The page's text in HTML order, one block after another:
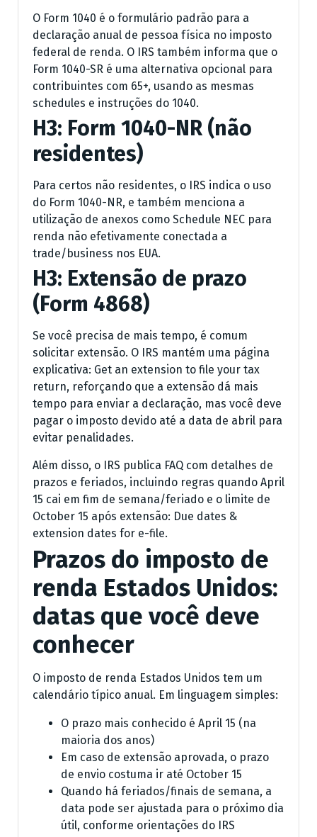
O Form 1040 é o formulário padrão para a
declaração anual de pessoa física no imposto
federal de renda. O IRS também informa que o
Form 1040-SR é uma alternativa opcional para
contribuintes com 65+, usando as mesmas
schedules e instruções do 1040.
H3: Form 1040-NR (não
residentes)
Para certos não residentes, o IRS indica o uso
do Form 1040-NR, e também menciona a
utilização de anexos como Schedule NEC para
renda não efetivamente conectada a
trade/business nos EUA.
H3: Extensão de prazo
(Form 4868)
Se você precisa de mais tempo, é comum
solicitar extensão. O IRS mantém uma página
explicativa: Get an extension to file your tax
return, reforçando que a extensão dá mais
tempo para enviar a declaração, mas você deve
pagar o imposto devido até a data de abril para
evitar penalidades.
Além disso, o IRS publica FAQ com detalhes de
prazos e feriados, incluindo regras quando April
15 cai em fim de semana/feriado e o limite de
October 15 após extensão: Due dates &
extension dates for e-file.
Prazos do imposto de
renda Estados Unidos:
datas que você deve
conhecer
O imposto de renda Estados Unidos tem um
calendário típico anual. Em linguagem simples:
O prazo mais conhecido é April 15 (na
maioria dos anos)
Em caso de extensão aprovada, o prazo
de envio costuma ir até October 15
Quando há feriados/finais de semana, a
data pode ser ajustada para o próximo dia
útil, conforme orientações do IRS